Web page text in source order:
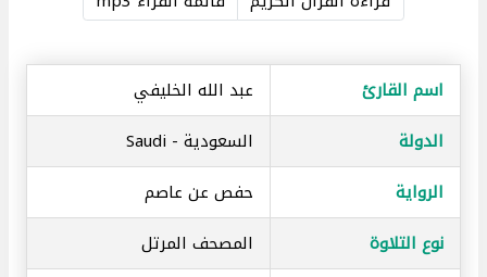
اسم القارئ
عبد الله الخليفي
الدولة
السعودية - Saudi
الرواية
حفص عن عاصم
نوع التلاوة
المصحف المرتل